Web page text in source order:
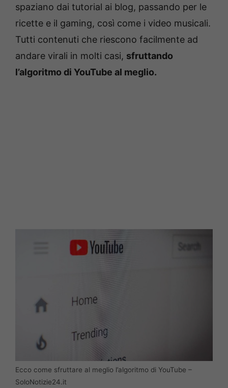
spaziano dai tutorial ai blog, passando per le
ricette e il gaming, così come i video musicali.
Tutti contenuti che riescono facilmente ad
andare virali in molti casi, sfruttando
l’algoritmo di YouTube al meglio.
Ecco come sfruttare al meglio l’algoritmo di YouTube –
SoloNotizie24.it